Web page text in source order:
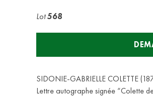
Lot568
SIDONIE-GABRIELLE COLETTE
Lettre autographe signée “Colette